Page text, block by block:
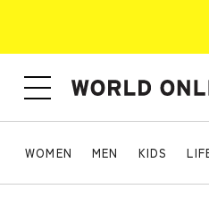
WOMEN MEN KIDS